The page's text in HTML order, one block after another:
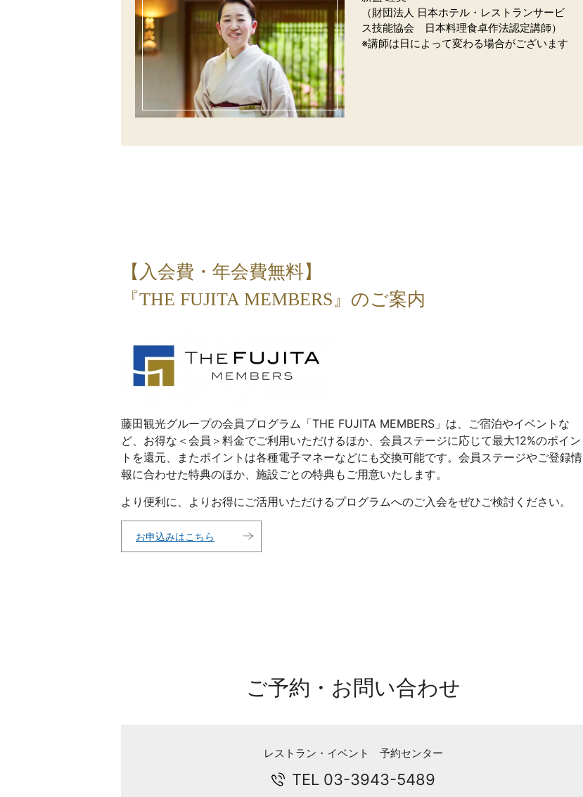
（財団法人 日本ホテル・レストランサービ
ス技能協会 日本料理食卓作法認定講師）
※講師は日によって変わる場合がございます
【入会費・年会費無料】
『THE FUJITA MEMBERS』のご案内
藤田観光グループの会員プログラム「THE FUJITA MEMBERS」は、ご宿泊やイベントな
ど、お得な＜会員＞料金でご利用いただけるほか、会員ステージに応じて最大12%のポイン
トを還元、またポイントは各種電子マネーなどにも交換可能です。会員ステージやご登録情
報に合わせた特典のほか、施設ごとの特典もご用意いたします。
より便利に、よりお得にご活用いただけるプログラムへのご入会をぜひご検討ください。
お申込みはこちら
ご予約・お問い合わせ
レストラン・イベント 予約センター
TEL 03-3943-5489